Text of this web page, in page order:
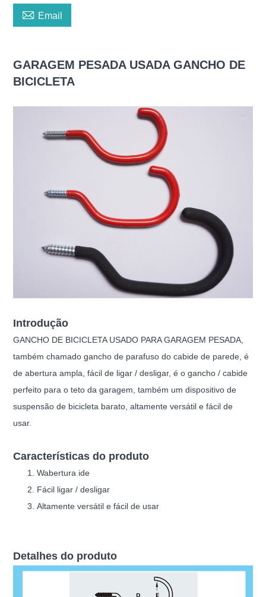
 Email
GARAGEM PESADA USADA GANCHO DE
BICICLETA
Introdução
GANCHO DE BICICLETA USADO PARA GARAGEM PESADA,
também chamado gancho de parafuso do cabide de parede, é
de abertura ampla, fácil de ligar / desligar, é o gancho / cabide
perfeito para o teto da garagem, também um dispositivo de
suspensão de bicicleta barato, altamente versátil e fácil de
usar.
Características do produto
Wabertura ide
Fácil ligar / desligar
Altamente versátil e fácil de usar
Detalhes do produto